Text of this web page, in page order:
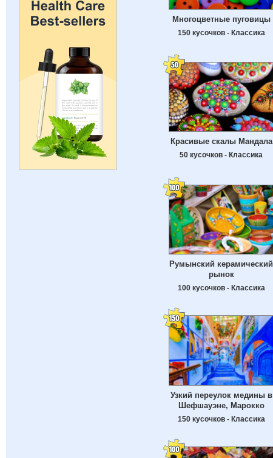
Многоцветные пуговицы
150 кусочков - Классика
Красивые скалы Мандала
50 кусочков - Классика
Румынский керамический
рынок
100 кусочков - Классика
Узкий переулок медины в
Шефшауэне, Марокко
150 кусочков - Классика